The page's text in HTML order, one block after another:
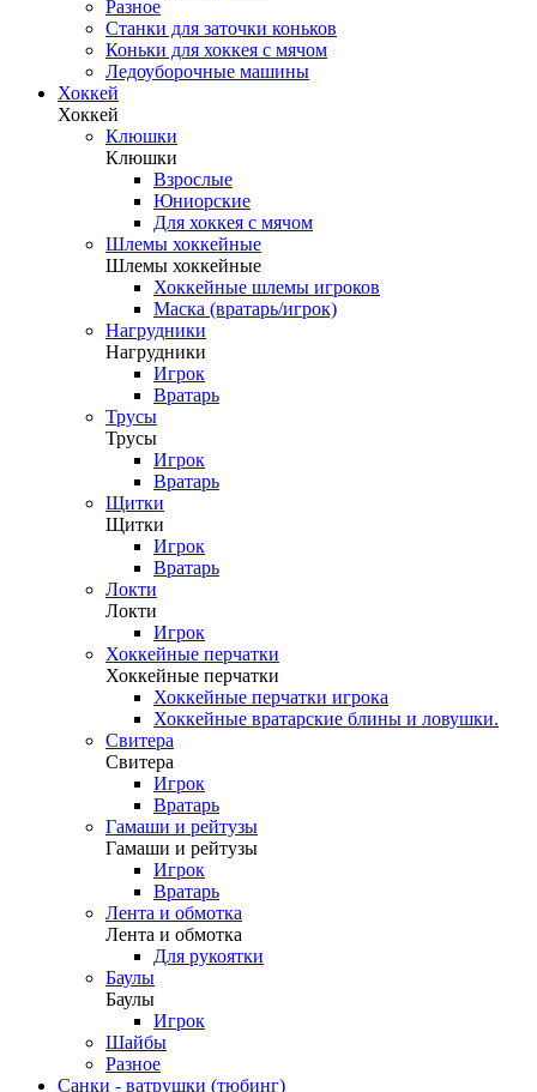
Разное
Станки для заточки коньков
Коньки для хоккея с мячом
Ледоуборочные машины
Хоккей
Хоккей
Клюшки
Клюшки
Взрослые
Юниорские
Для хоккея с мячом
Шлемы хоккейные
Шлемы хоккейные
Хоккейные шлемы игроков
Маска (вратарь/игрок)
Нагрудники
Нагрудники
Игрок
Вратарь
Трусы
Трусы
Игрок
Вратарь
Щитки
Щитки
Игрок
Вратарь
Локти
Локти
Игрок
Хоккейные перчатки
Хоккейные перчатки
Хоккейные перчатки игрока
Хоккейные вратарские блины и ловушки.
Свитера
Свитера
Игрок
Вратарь
Гамаши и рейтузы
Гамаши и рейтузы
Игрок
Вратарь
Лента и обмотка
Лента и обмотка
Для рукоятки
Баулы
Баулы
Игрок
Шайбы
Разное
Санки - ватрушки (тюбинг)